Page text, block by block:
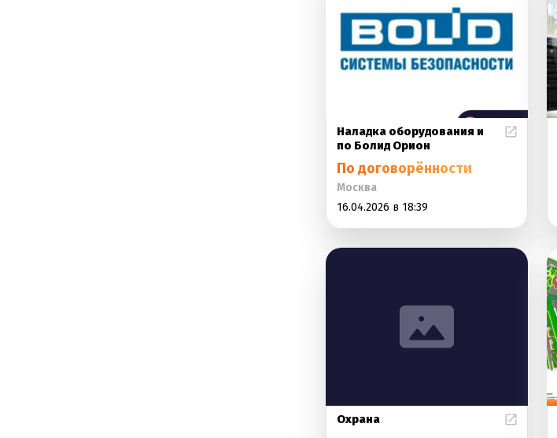
Наладка оборудования и
по Болид Орион
По договорённости
Москва
16.04.2026 в 18:39
Охрана